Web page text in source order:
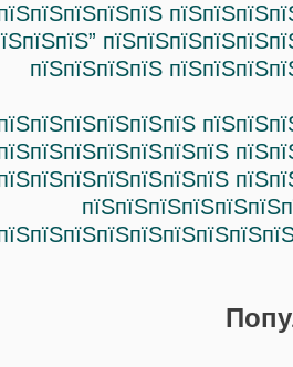
пїЅпїЅпїЅпїЅ